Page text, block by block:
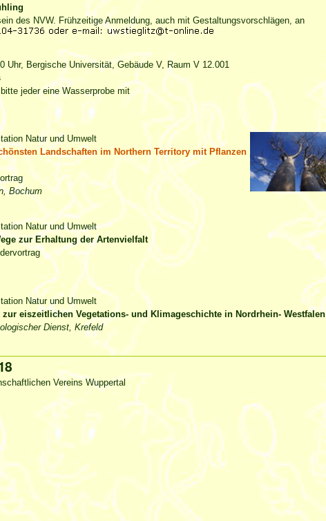
des NVW. Frühzeitige Anmeldung, auch mit Gestaltungsvorschlägen, an
Uhr, Bergische Universität, Gebäude V, Raum V 12.001
jeder eine Wasserprobe mit
Natur und Umwelt
Landschaften im Northern Territory mit Pflanzen
Bochum
Natur und Umwelt
zur Erhaltung der Artenvielfalt
Natur und Umwelt
eiszeitlichen Vegetations- und Klimageschichte in Nordrhein- Westfalen
Dienst, Krefeld
Vereins Wuppertal